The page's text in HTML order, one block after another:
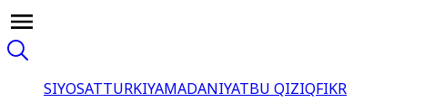
SIYOSATTURKIYAMADANIYATBU QIZIQFIKR